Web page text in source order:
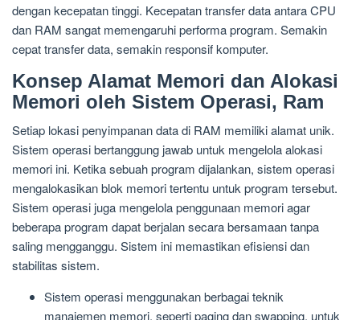
dengan kecepatan tinggi. Kecepatan transfer data antara CPU
dan RAM sangat memengaruhi performa program. Semakin
cepat transfer data, semakin responsif komputer.
Konsep Alamat Memori dan Alokasi
Memori oleh Sistem Operasi, Ram
Setiap lokasi penyimpanan data di RAM memiliki alamat unik.
Sistem operasi bertanggung jawab untuk mengelola alokasi
memori ini. Ketika sebuah program dijalankan, sistem operasi
mengalokasikan blok memori tertentu untuk program tersebut.
Sistem operasi juga mengelola penggunaan memori agar
beberapa program dapat berjalan secara bersamaan tanpa
saling mengganggu. Sistem ini memastikan efisiensi dan
stabilitas sistem.
Sistem operasi menggunakan berbagai teknik
manajemen memori, seperti paging dan swapping, untuk